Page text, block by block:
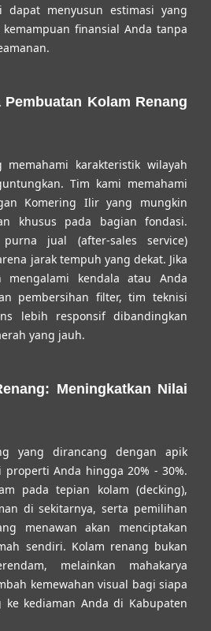
dapat menyusun estimasi yang
finansial Anda tanpa
Kolam Renang
karakteristik wilayah
Tim kami memahami
Komering Ilir yang mungkin
khusus pada bagian fondasi.
jual (after-sales service)
jarak tempuh yang dekat. Jika
mengalami kendala atau Anda
pembersihan filter, tim teknisi
lebih responsif dibandingkan
yang jauh.
Meningkatkan Nilai
yang dirancang dengan apik
Anda hingga 20% - 30%.
pada tepian kolam (decking),
di sekitarnya, serta pemilihan
menawan akan menciptakan
sendiri. Kolam renang bukan
melainkan mahakarya
kemewahan visual bagi siapa
kediaman Anda di Kabupaten